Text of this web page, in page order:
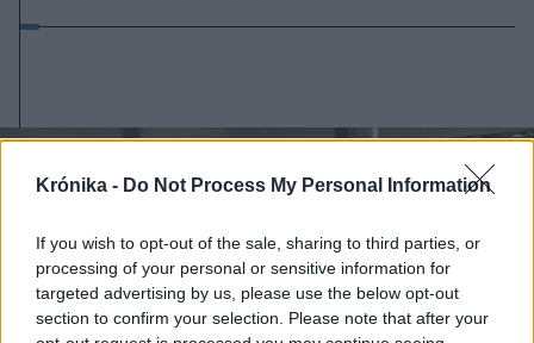
Krónika - Do Not Process My Personal Information
If you wish to opt-out of the sale, sharing to third parties, or
processing of your personal or sensitive information for
targeted advertising by us, please use the below opt-out
section to confirm your selection. Please note that after your